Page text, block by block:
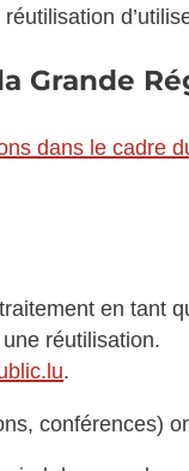
Grande
dans le cadre
en tant
réutilisation.
.
conférences)